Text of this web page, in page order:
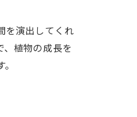
を演出してくれ
植物の成長を